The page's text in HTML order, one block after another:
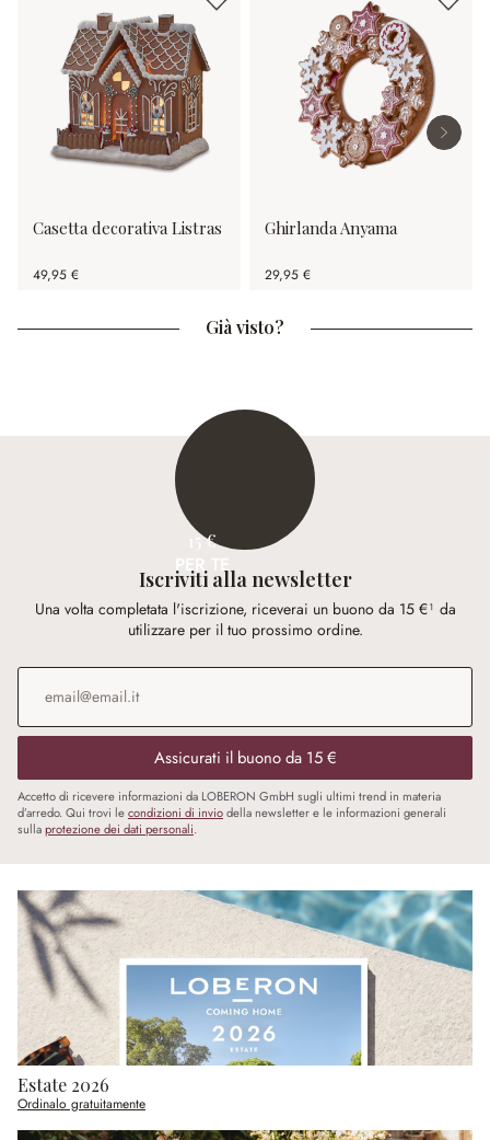
Casetta decorativa Listras
49,95 €
Ghirlanda Anyama
29,95 €
Già visto?
15 €
PER TE
Iscriviti alla newsletter
Una volta completata l'iscrizione, riceverai un buono da 15 €¹ da
utilizzare per il tuo prossimo ordine.
Indirizzo e-mail
Assicurati il buono da 15 €
Accetto di ricevere informazioni da LOBERON GmbH sugli ultimi trend in materia
d’arredo. Qui trovi lecondizioni di inviodella newsletter e le informazioni generali
sullaprotezione dei dati personali.
Estate 2026
Ordinalo gratuitamente